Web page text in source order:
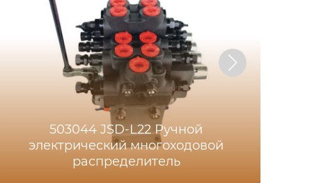
503044 JSD-L22 Ручной
электрический многоходовой
распределитель